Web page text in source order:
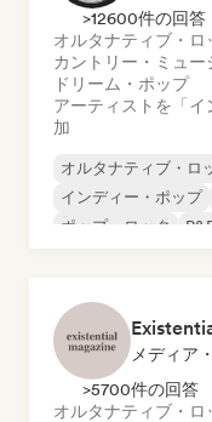
>12600件の回答
オルタナティブ・ロ
カントリー・ミュー
ドリーム・ポップ
アーティストを「
加
オルタナティブ・ロ
インディー・ポップ
ポップ・ロック
メディア
>5700件の回答
オルタナティブ・ロ